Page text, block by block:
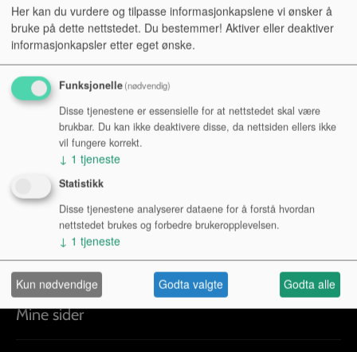
Piano
Mine sider
Her kan du vurdere og tilpasse informasjonkapslene vi ønsker å
bruke på dette nettstedet. Du bestemmer! Aktiver eller deaktiver
informasjonkapsler etter eget ønske.
Funksjonelle(nødvendig)
Disse tjenestene er essensielle for at nettstedet skal være
brukbar. Du kan ikke deaktivere disse, da nettsiden ellers ikke
vil fungere korrekt.
↓ 1 tjeneste
Statistikk
Disse tjenestene analyserer dataene for å forstå hvordan
nettstedet brukes og forbedre brukeropplevelsen.
↓ 1 tjeneste
Kun nødvendige Godta valgte Godta alle